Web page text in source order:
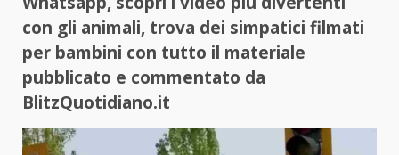
con gli animali, trova dei simpatici filmati
per bambini con tutto il materiale
pubblicato e commentato da
BlitzQuotidiano.it